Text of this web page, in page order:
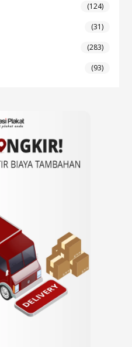
(124)
(31)
(283)
(93)